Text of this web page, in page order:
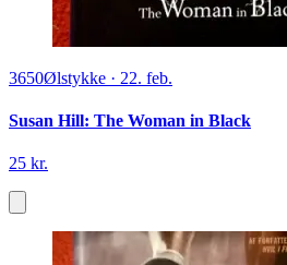
3650Ølstykke · 22. feb.
Susan Hill: The Woman in Black
25 kr.